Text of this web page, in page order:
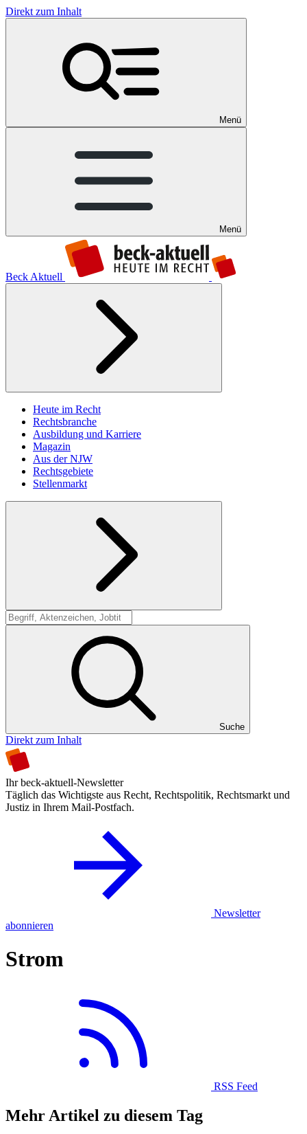
Direkt zum Inhalt
Menü
Menü
Beck Aktuell
Heute im Recht
Rechtsbranche
Ausbildung und Karriere
Magazin
Aus der NJW
Rechtsgebiete
Stellenmarkt
Suche
Suche
Direkt zum Inhalt
Ihr beck-aktuell-Newsletter
Täglich das Wichtigste aus Recht, Rechtspolitik, Rechtsmarkt und
Justiz in Ihrem Mail-Postfach.
Newsletter
abonnieren
Strom
RSS Feed
Mehr Artikel zu diesem Tag